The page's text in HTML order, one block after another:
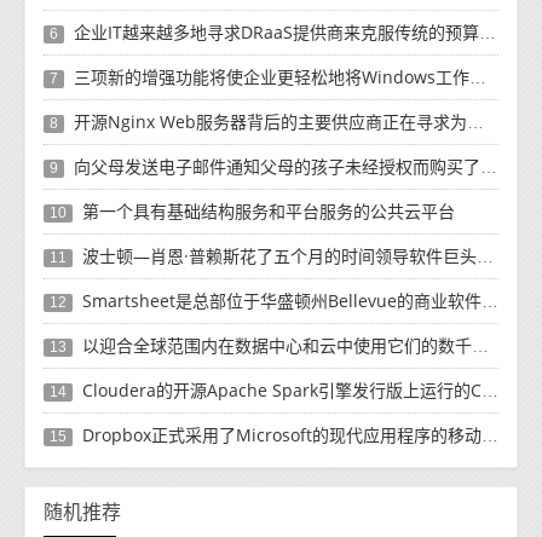
6 企业IT越来越多地寻求DRaaS提供商来克服传统的预算资源和复杂性挑战
7 三项新的增强功能将使企业更轻松地将Windows工作负载迁移到云
8 开源Nginx Web服务器背后的主要供应商正在寻求为未来10年的增长提供资金
9 向父母发送电子邮件通知父母的孩子未经授权而购买了有关如何退款的产品
10 第一个具有基础结构服务和平台服务的公共云平台
11 波士顿—肖恩·普赖斯花了五个月的时间领导软件巨头SAP的云计算工作
12 Smartsheet是总部位于华盛顿州Bellevue的商业软件制造商
13 以迎合全球范围内在数据中心和云中使用它们的数千名客户
14 Cloudera的开源Apache Spark引擎发行版上运行的Cloud Dataflow版本
15 Dropbox正式​​采用了Microsoft的现代应用程序的移动计算方法
随机推荐